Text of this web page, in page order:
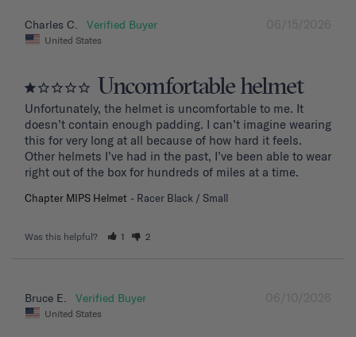
06/15/2026
Charles C.
United States
Uncomfortable helmet
Unfortunately, the helmet is uncomfortable to me. It
doesn’t contain enough padding. I can’t imagine wearing
this for very long at all because of how hard it feels.
Other helmets I’ve had in the past, I’ve been able to wear
right out of the box for hundreds of miles at a time.
Chapter MIPS Helmet Racer Black / Small
Was this helpful? 1 2
06/10/2026
Bruce E.
United States